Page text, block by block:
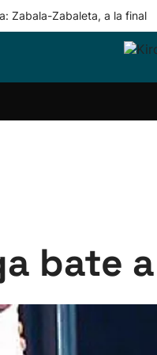
Zabala-Zabaleta, a la final
Equipos
bate